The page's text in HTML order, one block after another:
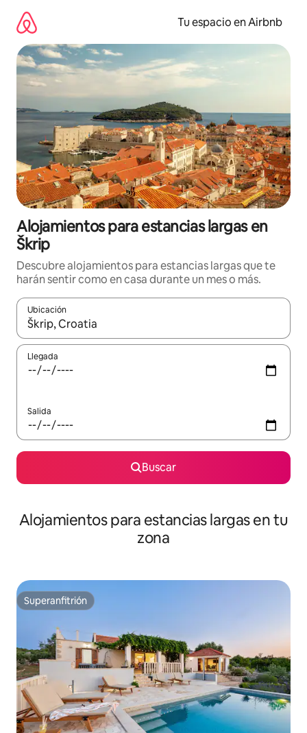
contenido
Tu espacio en Airbnb
Alojamientos para estancias largas en
Škrip
Descubre alojamientos para estancias largas que te
harán sentir como en casa durante un mes o más.
Ubicación
Cuando los resultados estén disponibles, podrás navegar
Llegada
Salida
Buscar
Alojamientos para estancias largas en tu
zona
Superanfitrión
Superanfitrión